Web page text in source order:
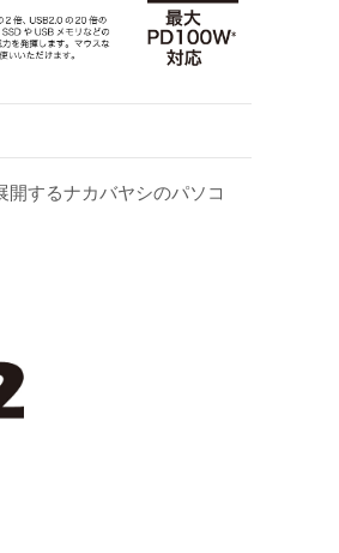
するナカバヤシのパソコ